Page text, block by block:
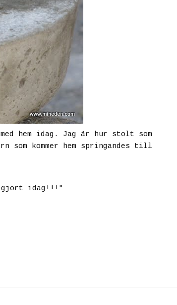
hem idag. Jag är hur stolt som
som kommer hem springandes till
idag!!! "